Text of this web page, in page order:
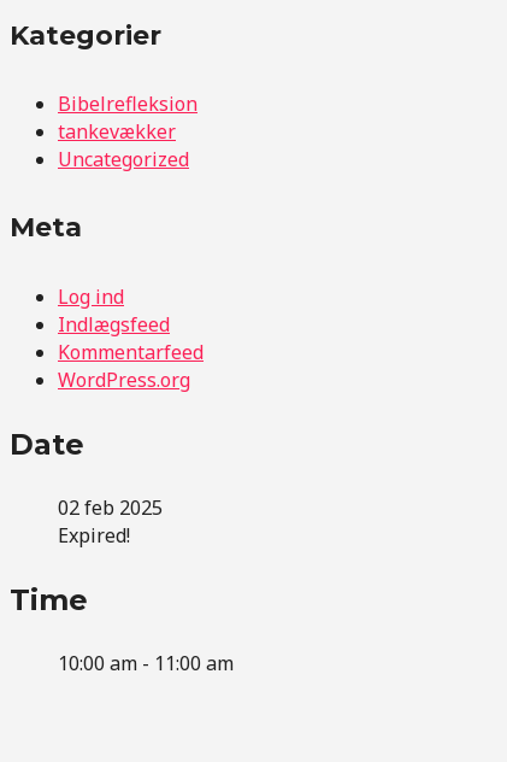
Kategorier
Bibelrefleksion
tankevækker
Uncategorized
Meta
Log ind
Indlægsfeed
Kommentarfeed
WordPress.org
Date
02 feb 2025
Expired!
Time
10:00 am - 11:00 am